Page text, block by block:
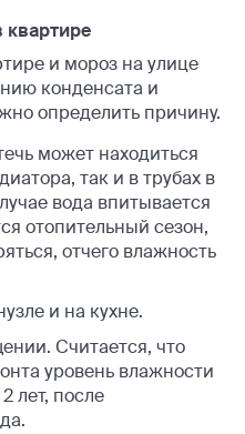
и мороз на улице
конденсата и
определить причину.
может находиться
так и в трубах в
вода впитывается
отопительный сезон,
отчего влажность
и на кухне.
Считается, что
уровень влажности
лет, после